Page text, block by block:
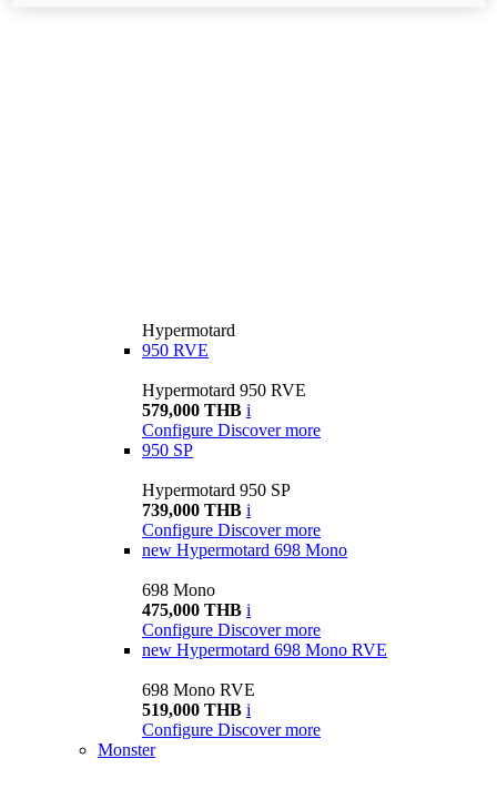
Hypermotard
950 RVE
Hypermotard 950 RVE
579,000 THB i
Configure Discover more
950 SP
Hypermotard 950 SP
739,000 THB i
Configure Discover more
new Hypermotard 698 Mono
698 Mono
475,000 THB i
Configure Discover more
new Hypermotard 698 Mono RVE
698 Mono RVE
519,000 THB i
Configure Discover more
Monster